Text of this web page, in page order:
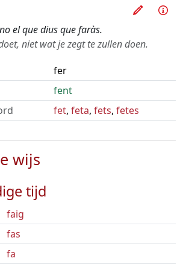
Oefen
el que dius que faràs.
niet wat je zegt te zullen doen.
fer
fent
fet, feta, fets, fetes
wijs
tijd
faig
fas
fa